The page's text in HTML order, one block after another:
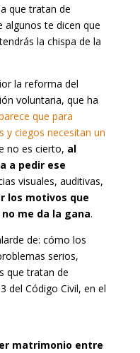
que tratan de
te dicen que
la chispa de la
la reforma del
voluntaria, que ha
que para
ciegos necesitan un
no es cierto, al
a pedir ese
visuales, auditivas,
los motivos que
me da la gana.
de: cómo los
serios,
que tratan de
del Código Civil, en el
matrimonio entre